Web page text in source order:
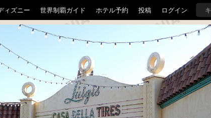
ィズニー 世界制覇ガイド ホテル予約 投稿 ログイン